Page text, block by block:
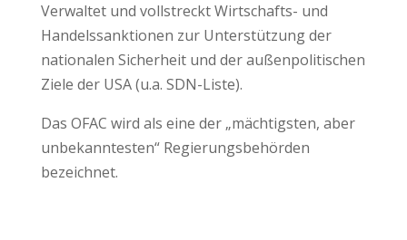
Verwaltet und vollstreckt Wirtschafts- und
Handelssanktionen zur Unterstützung der
nationalen Sicherheit und der außenpolitischen
Ziele der USA (u.a. SDN-Liste).
Das OFAC wird als eine der „mächtigsten, aber
unbekanntesten“ Regierungsbehörden
bezeichnet.